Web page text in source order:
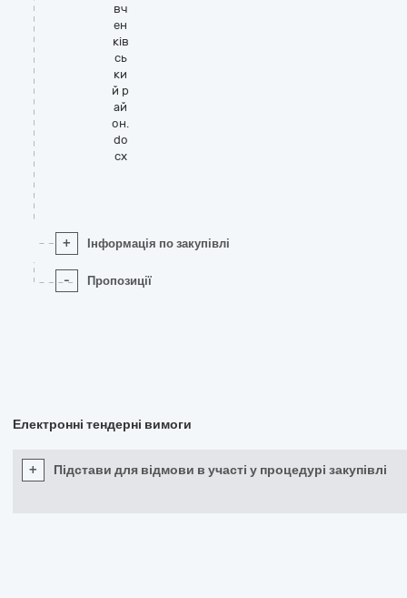
вч
ен
ків
сь
ки
й р
ай
он.
do
cx
+ Інформація по закупівлі
- Пропозиції
Електронні тендерні вимоги
+ Підстави для відмови в участі у процедурі закупівлі